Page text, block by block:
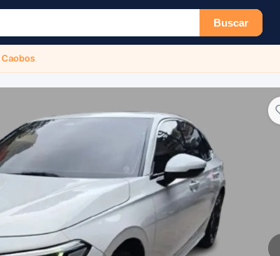
Buscar
Caobos